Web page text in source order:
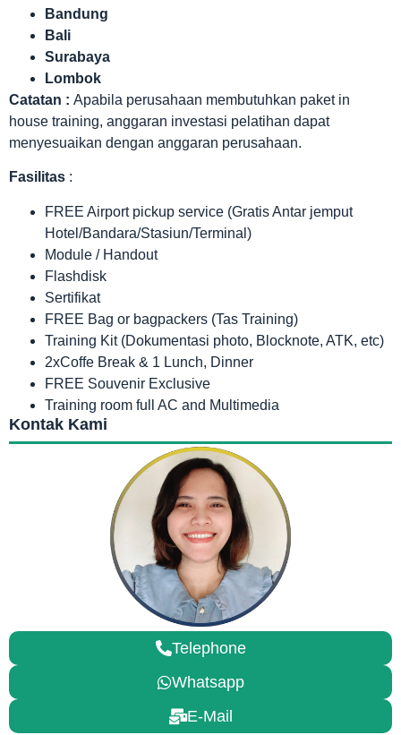
Bandung
Bali
Surabaya
Lombok
Catatan : Apabila perusahaan membutuhkan paket in
house training, anggaran investasi pelatihan dapat
menyesuaikan dengan anggaran perusahaan.
Fasilitas :
FREE Airport pickup service (Gratis Antar jemput
Hotel/Bandara/Stasiun/Terminal)
Module / Handout
Flashdisk
Sertifikat
FREE Bag or bagpackers (Tas Training)
Training Kit (Dokumentasi photo, Blocknote, ATK, etc)
2xCoffe Break & 1 Lunch, Dinner
FREE Souvenir Exclusive
Training room full AC and Multimedia
Kontak Kami
Telephone
Whatsapp
E-Mail